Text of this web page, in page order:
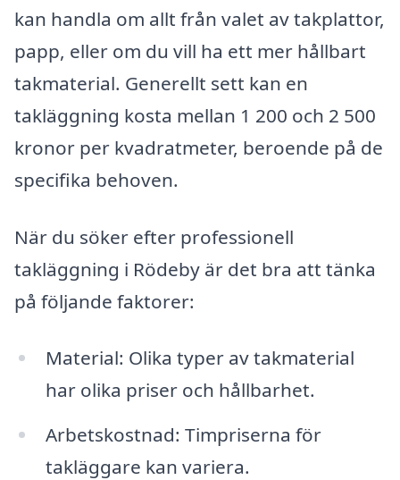
kan handla om allt från valet av takplattor,
papp, eller om du vill ha ett mer hållbart
takmaterial. Generellt sett kan en
takläggning kosta mellan 1 200 och 2 500
kronor per kvadratmeter, beroende på de
specifika behoven.
När du söker efter professionell
takläggning i Rödeby är det bra att tänka
på följande faktorer:
Material: Olika typer av takmaterial
har olika priser och hållbarhet.
Arbetskostnad: Timpriserna för
takläggare kan variera.